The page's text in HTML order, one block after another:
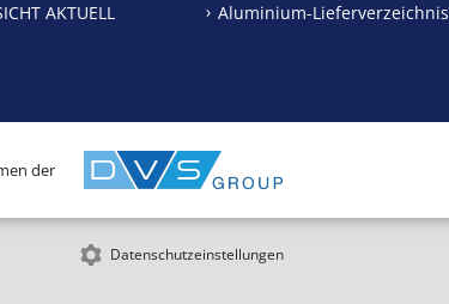
AKTUELL
Aluminium-Lieferverzeichnis
der
Datenschutzeinstellungen